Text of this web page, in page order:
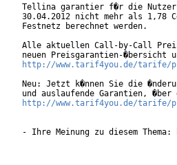
Tellina garantier f�r die Nutzer
30.04.2012 nicht mehr als 1,78
Festnetz berechnet werden.
Alle aktuellen Call-by-Call
http://www.tarif4you.de/tarife/
Neu: Jetzt k�nnen Sie die
http://www.tarif4you.de/tarife/
- Ihre Meinung zu diesem Thema: